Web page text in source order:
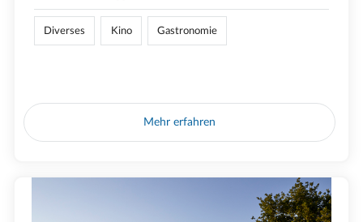
Diverses Kino Gastronomie
Mehr erfahren